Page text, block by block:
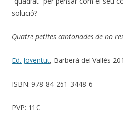
solució?
Quatre petites cantonades de no
Ed. Joventut, Barberà del Vallès
ISBN: 978-84-261-3448-6
PVP: 11€